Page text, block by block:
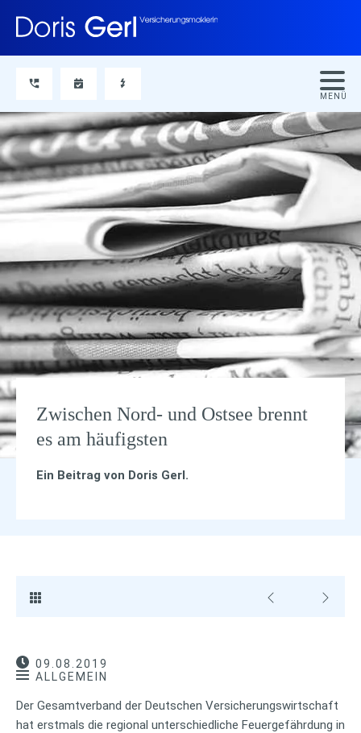
Zwischen Nord- und Ostsee brennt
es am häufigsten
Ein Beitrag von Doris Gerl.
09.08.2019
ALLGEMEIN
Der Gesamtverband der Deutschen Versicherungswirtschaft
hat erstmals die regional unterschiedliche Feuergefährdung in